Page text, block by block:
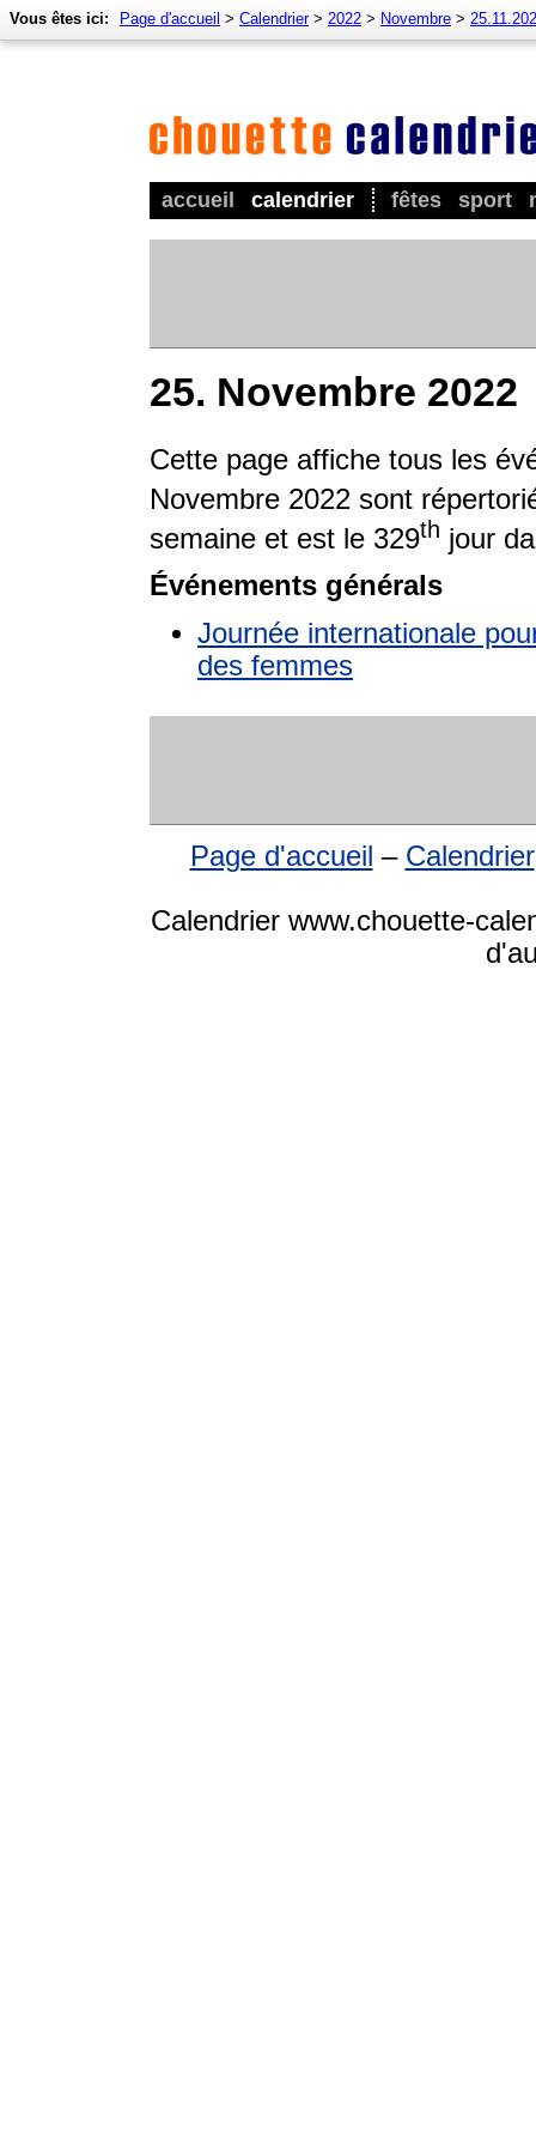
accueil calendrier fêtes sport
Vous êtes ici: Page d'accueil > Calendrier> 2022 > Novembre >
25. Novembre 2022
Cette page affiche tous les
Novembre 2022 sont
semaine et est le 329th jour
Événements générals
Journée internationale
des femmes
Page d'accueil – Calendrier
Calendrier www.chouette-